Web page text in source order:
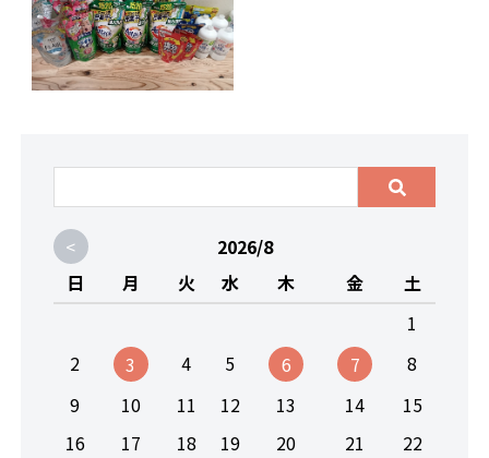
<
2026/8
日
月 火 水 木 金
土
1
2
3 4 5 6 7
8
9
10 11 12 13 14
15
16
17 18 19 20 21
22